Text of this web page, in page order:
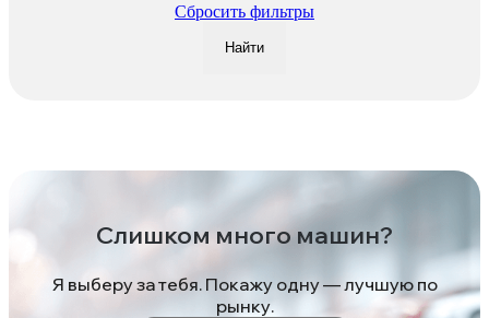
Сбросить фильтры
Найти
Слишком много машин?
Я выберу за тебя. Покажу одну — лучшую по
рынку.